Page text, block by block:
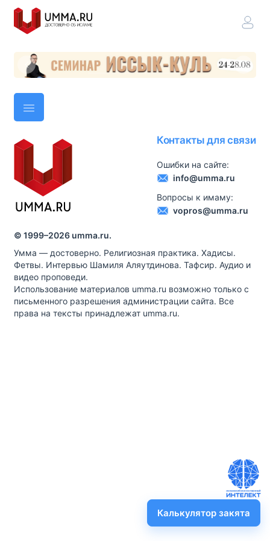
Контакты для связи
Ошибки на сайте:
info@umma.ru
Вопросы к имаму:
vopros@umma.ru
© 1999–2026 umma.ru.
Умма — достоверно. Религиозная практика. Хадисы.
Фетвы. Интервью Шамиля Аляутдинова. Тафсир. Аудио и
видео проповеди.
Использование материалов umma.ru возможно только с
письменного разрешения администрации сайта. Все
права на тексты принадлежат umma.ru.
Калькулятор закята